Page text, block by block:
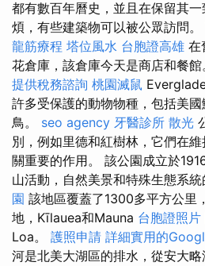
都有數百年曆史，並且在保留其
煩，有些建築物可以被公眾訪問。
龍筋療程 塔位風水 台胞證高雄 在
花倉庫，該倉庫今天是商店和餐館
提供稅務諮詢 桃園滅鼠
許多受保護的動物物種，包括美
鳥。 seo agency 牙醫診所 散光
別，例如里德和紅樹林，它們在
關重要的作用。 該公園成立於
山活動，自然美景和特殊生態系統
園 該地區覆蓋了1300多平方公里
地，Kīlauea和Mauna 台胞證照片
Loa。 護照申請 詳細實用的
河是北美大湖區的排水，從安大略